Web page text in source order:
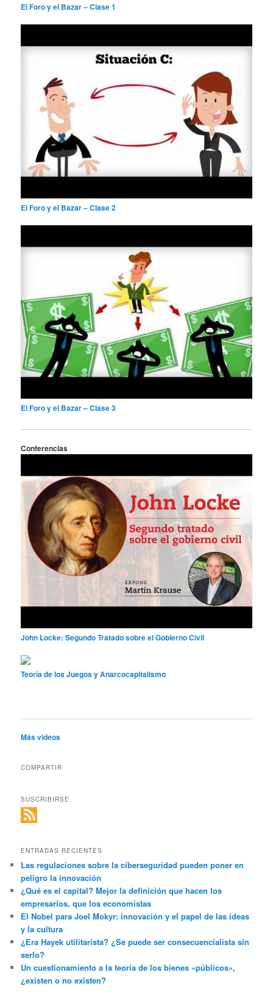
El Foro y el Bazar – Clase 1
El Foro y el Bazar – Clase 2
El Foro y el Bazar – Clase 3
Conferencias
John Locke: Segundo Tratado sobre el Gobierno Civil
Teoría de los Juegos y Anarcocapitalismo
Más videos
COMPARTIR
SUSCRIBIRSE
ENTRADAS RECIENTES
Las regulaciones sobre la ciberseguridad pueden poner en
peligro la innovación
¿Qué es el capital? Mejor la definición que hacen los
empresarios, que los economistas
El Nobel para Joel Mokyr: innovación y el papel de las ideas
y la cultura
¿Era Hayek utilitarista? ¿Se puede ser consecuencialista sin
serlo?
Un cuestionamiento a la teoría de los bienes «públicos»,
¿existen o no existen?